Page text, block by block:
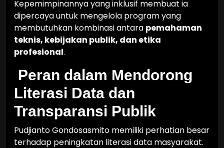
Kepemimpinannya yang inklusif membuat ia
dipercaya untuk mengelola program yang
membutuhkan kombinasi antara pemahaman
teknis, kebijakan publik, dan etika
profesional.
Peran dalam Mendorong
Literasi Data dan
Transparansi Publik
Pudjianto Gondosasmito memiliki perhatian besar
terhadap peningkatan literasi data masyarakat.